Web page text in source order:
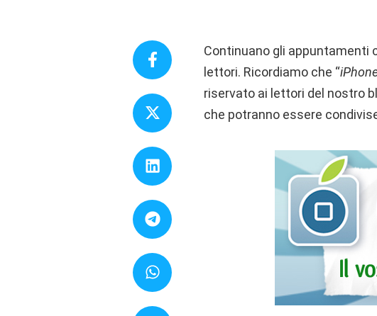
Continuano gli appuntamenti
lettori. Ricordiamo che “
riservato ai lettori del nostro
che potranno essere